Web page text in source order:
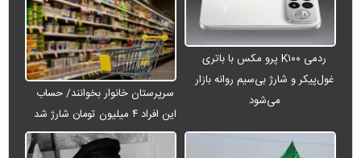
ردمی K۱۰۰ پرو مکس با باتری
غول‌پیکر و شارژ بی‌سیم روانه بازار
می‌شود
سرپرستان خانوار بخوانند/ حساب
این افراد ۴ میلیون تومان شارژ شد